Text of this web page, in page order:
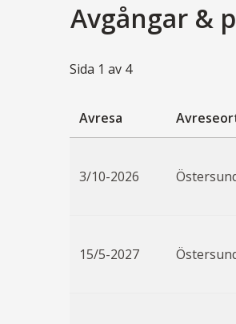
Avgångar &
Sida 1 av 4
Avresa
3/10-2026
15/5-2027